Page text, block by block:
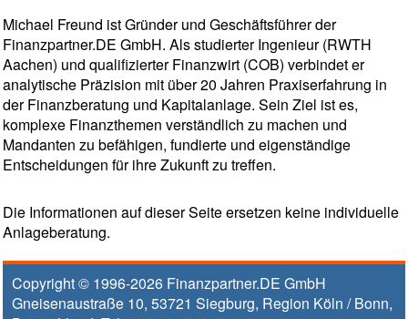
Michael Freund ist Gründer und Geschäftsführer der
Finanzpartner.DE GmbH. Als studierter Ingenieur (RWTH
Aachen) und qualifizierter Finanzwirt (COB) verbindet er
analytische Präzision mit über 20 Jahren Praxiserfahrung in
der Finanzberatung und Kapitalanlage. Sein Ziel ist es,
komplexe Finanzthemen verständlich zu machen und
Mandanten zu befähigen, fundierte und eigenständige
Entscheidungen für ihre Zukunft zu treffen.
Die Informationen auf dieser Seite ersetzen keine individuelle
Anlageberatung.
Copyright © 1996-2026 Finanzpartner.DE GmbH
Gneisenaustraße 10, 53721 Siegburg, Region Köln / Bonn,